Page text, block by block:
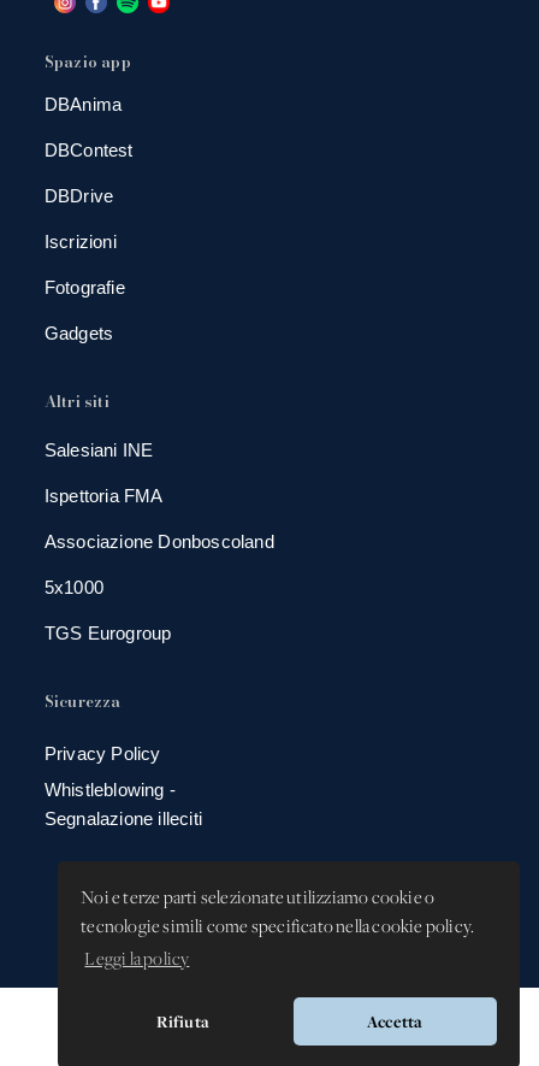
Noi e terze parti selezionate utilizziamo cookie o
tecnologie simili come specificato nella cookie policy.
Leggi la policy
Rifiuta Accetta
Spazio app
DBAnima
DBContest
DBDrive
Iscrizioni
Fotografie
Gadgets
Altri siti
Salesiani INE
Ispettoria FMA
Associazione Donboscoland
5x1000
TGS Eurogroup
Sicurezza
Privacy Policy
Whistleblowing -
Segnalazione illeciti